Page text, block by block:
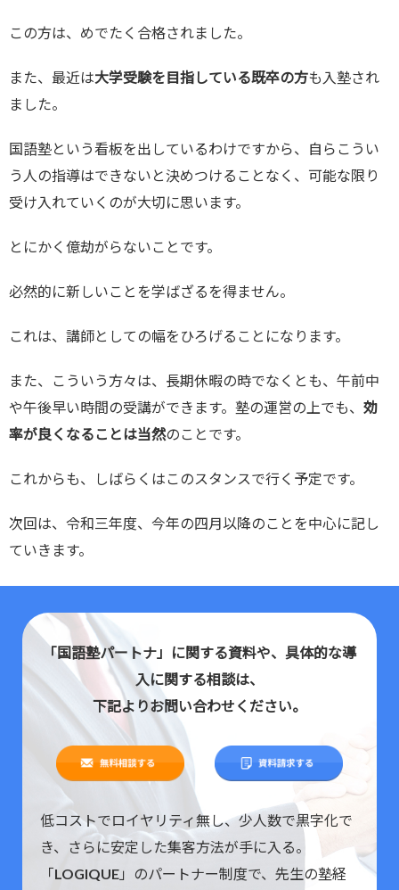
この方は、めでたく合格されました。
また、最近は大学受験を目指している既卒の方も入塾され
ました。
国語塾という看板を出しているわけですから、自らこうい
う人の指導はできないと決めつけることなく、可能な限り
受け入れていくのが大切に思います。
とにかく億劫がらないことです。
必然的に新しいことを学ばざるを得ません。
これは、講師としての幅をひろげることになります。
また、こういう方々は、長期休暇の時でなくとも、午前中
や午後早い時間の受講ができます。塾の運営の上でも、 効
率が良くなることは当然のことです。
これからも、しばらくはこのスタンスで行く予定です。
次回は、令和三年度、今年の四月以降のことを中心に記し
ていきます。
「国語塾パートナ」に関する資料や、具体的な導
入に関する相談は、
下記よりお問い合わせください。
低コストでロイヤリティ無し、少人数で黒字化で
き、さらに安定した集客方法が手に入る。
「LOGIQUE」のパートナー制度で、先生の塾経